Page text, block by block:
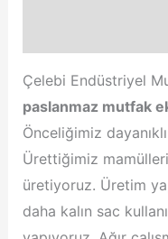
Çelebi Endüstriyel
paslanmaz mutfak
Önceliğimiz
Ürettiğimiz
üretiyoruz. Üretim
daha kalın sac